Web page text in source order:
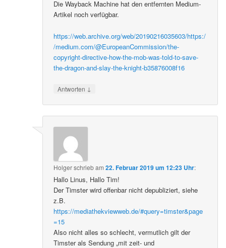
Die Wayback Machine hat den entfernten Medium-
Artikel noch verfügbar.
https://web.archive.org/web/20190216035603/https:/
/medium.com/@EuropeanCommission/the-
copyright-directive-how-the-mob-was-told-to-save-
the-dragon-and-slay-the-knight-b35876008f16
Antworten ↓
Holgerschriebam22. Februar 2019 um 12:23 Uhr:
Hallo Linus, Hallo Tim!
Der Timster wird offenbar nicht depubliziert, siehe
z.B.
https://mediathekviewweb.de/#query=timster&page
=15
Also nicht alles so schlecht, vermutlich gilt der
Timster als Sendung „mit zeit- und